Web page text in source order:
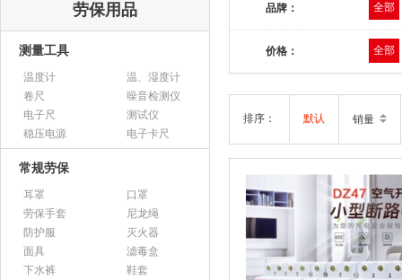
劳保用品
测量工具
温度计
温、湿度计
卷尺
噪音检测仪
电子尺
测试仪
稳压电源
电子卡尺
常规劳保
耳罩
口罩
劳保手套
尼龙绳
防护服
灭火器
面具
滤毒盒
下水裤
鞋套
品牌： 全部
价格： 全部
排序： 默认 销量